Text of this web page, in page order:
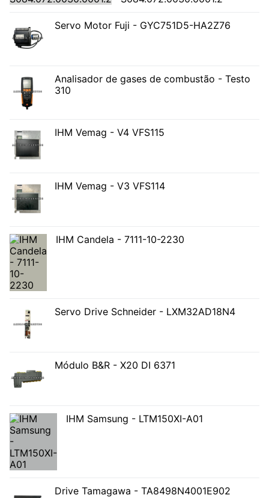
Servo Motor Fuji - GYC751D5-HA2Z76
Analisador de gases de combustão - Testo
310
IHM Vemag - V4 VFS115
IHM Vemag - V3 VFS114
IHM Candela - 7111-10-2230
Servo Drive Schneider - LXM32AD18N4
Módulo B&R - X20 DI 6371
IHM Samsung - LTM150XI-A01
Drive Tamagawa - TA8498N4001E902